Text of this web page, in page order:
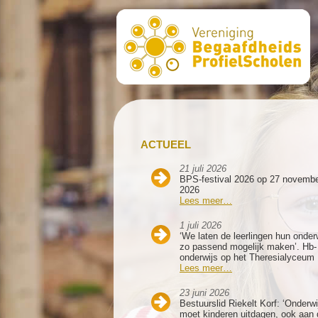
ACTUEEL
21 juli 2026
BPS-festival 2026 op 27
2026
Lees meer…
1 juli 2026
‘We laten de leerlingen hun
zo passend mogelijk maken’. Hb-
onderwijs op het Theresialyceum
Lees meer…
23 juni 2026
Bestuurslid Riekelt Korf:
moet kinderen uitdagen, ook aan